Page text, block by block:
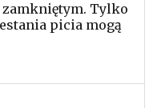
Tylko
picia mogą